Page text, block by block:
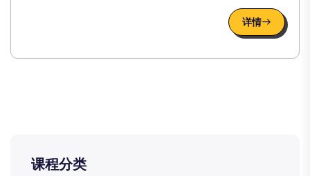
课程分类
详情